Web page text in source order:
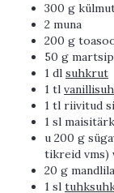
300 g
2 muna
200 g
50 g
1 dl suhkrut
1 tl
1 tl riivitud
1 sl
u 200 g
tikreid vms)
20 g
1 sl